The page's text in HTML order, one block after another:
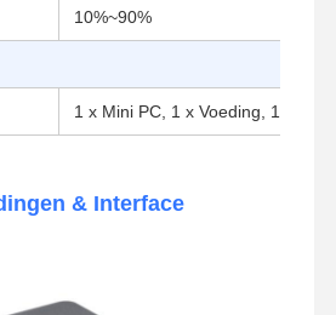
10%~90%
1 x Mini PC, 1 x Voeding, 1 x
& Interface